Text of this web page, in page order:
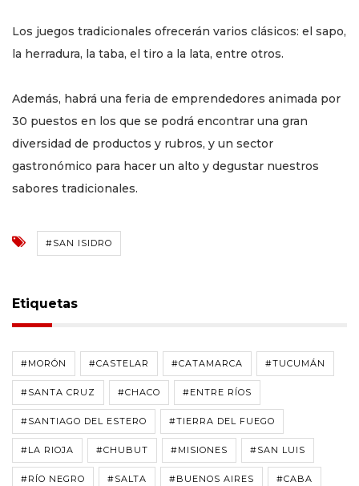
Los juegos tradicionales ofrecerán varios clásicos: el sapo,
la herradura, la taba, el tiro a la lata, entre otros.
Además, habrá una feria de emprendedores animada por
30 puestos en los que se podrá encontrar una gran
diversidad de productos y rubros, y un sector
gastronómico para hacer un alto y degustar nuestros
sabores tradicionales.
#SAN ISIDRO
Etiquetas
#MORÓN #CASTELAR #CATAMARCA #TUCUMÁN
#SANTA CRUZ #CHACO #ENTRE RÍOS
#SANTIAGO DEL ESTERO #TIERRA DEL FUEGO
#LA RIOJA #CHUBUT #MISIONES #SAN LUIS
#RÍO NEGRO #SALTA #BUENOS AIRES #CABA